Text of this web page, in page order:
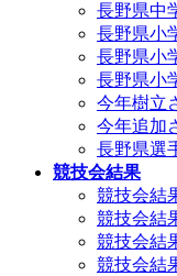
長野県中
長野県小
長野県小
長野県小
今年樹立
今年追加
長野県選
競技会結果
競技会結
競技会結
競技会結
競技会結